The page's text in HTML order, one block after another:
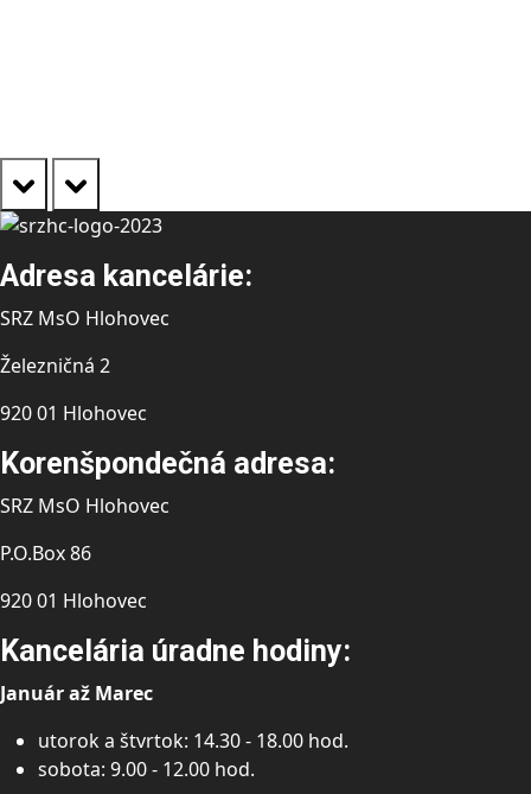
prev next
Adresa kancelárie:
SRZ MsO Hlohovec
Železničná 2
920 01 Hlohovec
Korenšpondečná adresa:
SRZ MsO Hlohovec
P.O.Box 86
920 01 Hlohovec
Kancelária úradne hodiny:
Január až Marec
utorok a štvrtok: 14.30 - 18.00 hod.
sobota: 9.00 - 12.00 hod.